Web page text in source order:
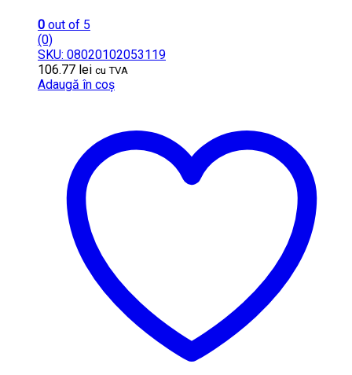
0 out of 5
(0)
SKU: 08020102053119
106.77 lei cu TVA
Adaugă în coș